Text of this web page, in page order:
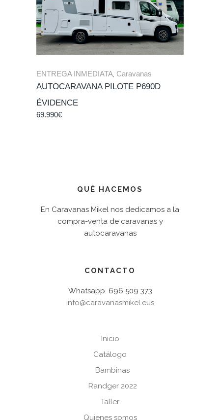
ENTREGA INMEDIATA, Caravanas
AUTOCARAVANA PILOTE P690D
ÉVIDENCE
69.990€
QUÉ HACEMOS
En Caravanas Mikel nos dedicamos a la
compra-venta de caravanas y
autocaravanas
CONTACTO
Whatsapp. 696 509 373
info@caravanasmikel.eus
Inicio
Catálogo
Bambinas
Randger 2022
Taller
Quienes somos